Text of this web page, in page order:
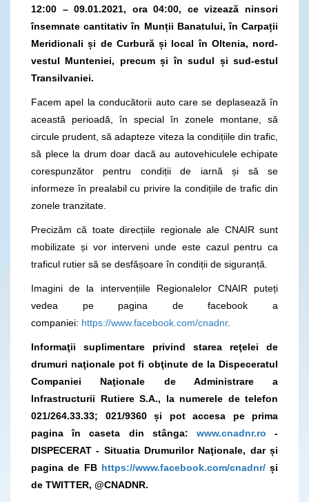
12:00 – 09.01.2021, ora 04:00, ce vizează
ninsori
însemnate cantitativ în Munții Banatului, în Carpații
Meridionali și de Curbură și local în Oltenia, nord-
vestul Munteniei, precum și în sudul și sud-estul
Transilvaniei.
Facem apel la conducătorii auto care se deplasează în
această perioadă, în special în zonele montane, să
circule prudent, să adapteze viteza la condițiile din trafic,
să plece la drum doar dacă au autovehiculele echipate
corespunzător pentru condiții de iarnă și să se
informeze în prealabil cu privire la condițiile de trafic din
zonele tranzitate.
Precizăm că toate direcțiile regionale ale CNAIR sunt
mobilizate și vor interveni unde este cazul pentru ca
traficul rutier să se desfășoare în condiții de siguranță.
Imagini de la intervențiile Regionalelor CNAIR puteți
vedea pe pagina de facebook a
companiei: https://www.facebook.com/cnadnr.
Informaţii suplimentare privind starea reţelei de
drumuri naţionale pot fi obţinute de la Dispeceratul
Companiei Naţionale de Administrare a
Infrastructurii Rutiere S.A., la numerele de telefon
021/264.33.33; 021/9360 și pot accesa pe prima
pagina în caseta din stânga: www.cnadnr.ro -
DISPECERAT - Situatia Drumurilor Naţionale, dar și
pagina de FB https://www.facebook.com/cnadnr/și
de TWITTER, @CNADNR.